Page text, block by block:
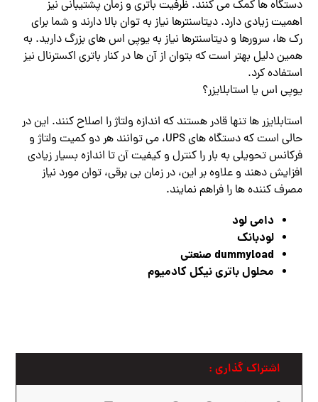
دستگاه ها کمک می کنند. ظرفیت باتری و زمان پشتیبانی نیز
اهمیت زیادی دارد. دیتاسنترها نیاز به توان بالا دارند و شما برای
رک ها، سرورها و دیتاسنترها نیاز به یوپی اس های بزرگ دارید. به
همین دلیل بهتر است که بتوان از آن ها در کنار باتری اکسترنال نیز
استفاده کرد.
یوپی اس یا استابلایزر؟
استابلایزر ها تنها قادر هستند که اندازه ولتاژ را اصلاح کنند. این در
حالی است که دستگاه های UPS، می توانند هر دو کمیت ولتاژ و
فرکانس تحویلی به بار را کنترل و کیفیت آن تا اندازه بسیار زیادی
افزایش دهند و علاوه بر این، در زمان بی برقی، توان مورد نیاز
مصرف کننده ها را فراهم نمایند.
دامی لود
لودبانک
dummyload صنعتی
محلول باتری نیکل کادمیوم